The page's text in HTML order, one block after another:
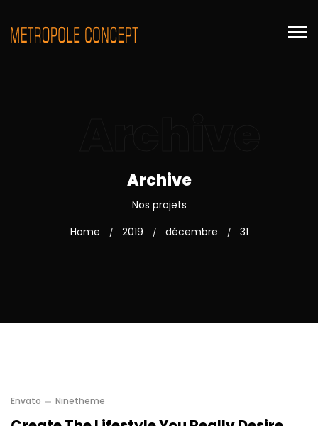
Archive
Nos projets
Home
/ 2019 / décembre / 31
Envato Ninetheme